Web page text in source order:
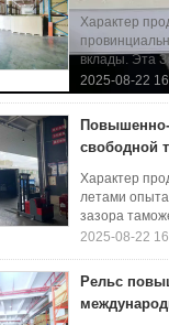
Характер
вклады. Эта
2025-08-22
свободной
Характер
летами
зазора
2025-08-22
Рельс